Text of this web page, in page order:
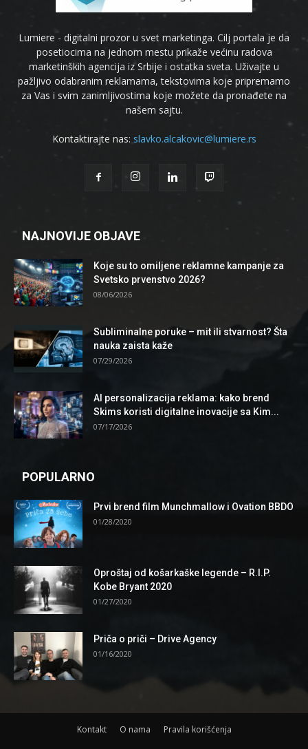
Lumiere - digitalni prozor u svet marketinga. Cilj portala je da
posetiocima na jednom mestu prikaže većinu radova
marketinških agencija iz Srbije i ostatka sveta. Uživajte u
pažljivo odabranim reklamama, tekstovima koje pripremamo
za Vas i svim zanimljivostima koje možete da pronađete na
našem sajtu.
Kontaktirajte nas: slavko.alcakovic@lumiere.rs
NAJNOVIJE OBJAVE
Koje su to omiljene reklamne kampanje za
Svetsko prvenstvo 2026?
08/06/2026
Subliminalne poruke – mit ili stvarnost? Šta
nauka zaista kaže
07/29/2026
AI personalizacija reklama: kako brend
Skims koristi digitalne inovacije sa Kim...
07/17/2026
POPULARNO
Prvi brend film Munchmallow i Ovation BBDO
01/28/2020
Oproštaj od košarkaške legende – R.I.P.
Kobe Bryant 2020
01/27/2020
Priča o priči – Drive Agency
01/16/2020
Kontakt O nama Pravila korišćenja